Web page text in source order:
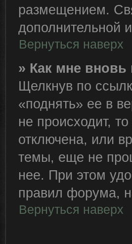
размещением.
дополнительной
Вернуться наверх
» Как мне
Щелкнув по
«поднять» ее в
не происходит,
отключена, или
темы, еще не
нее. При этом
правил форума,
Вернуться наверх